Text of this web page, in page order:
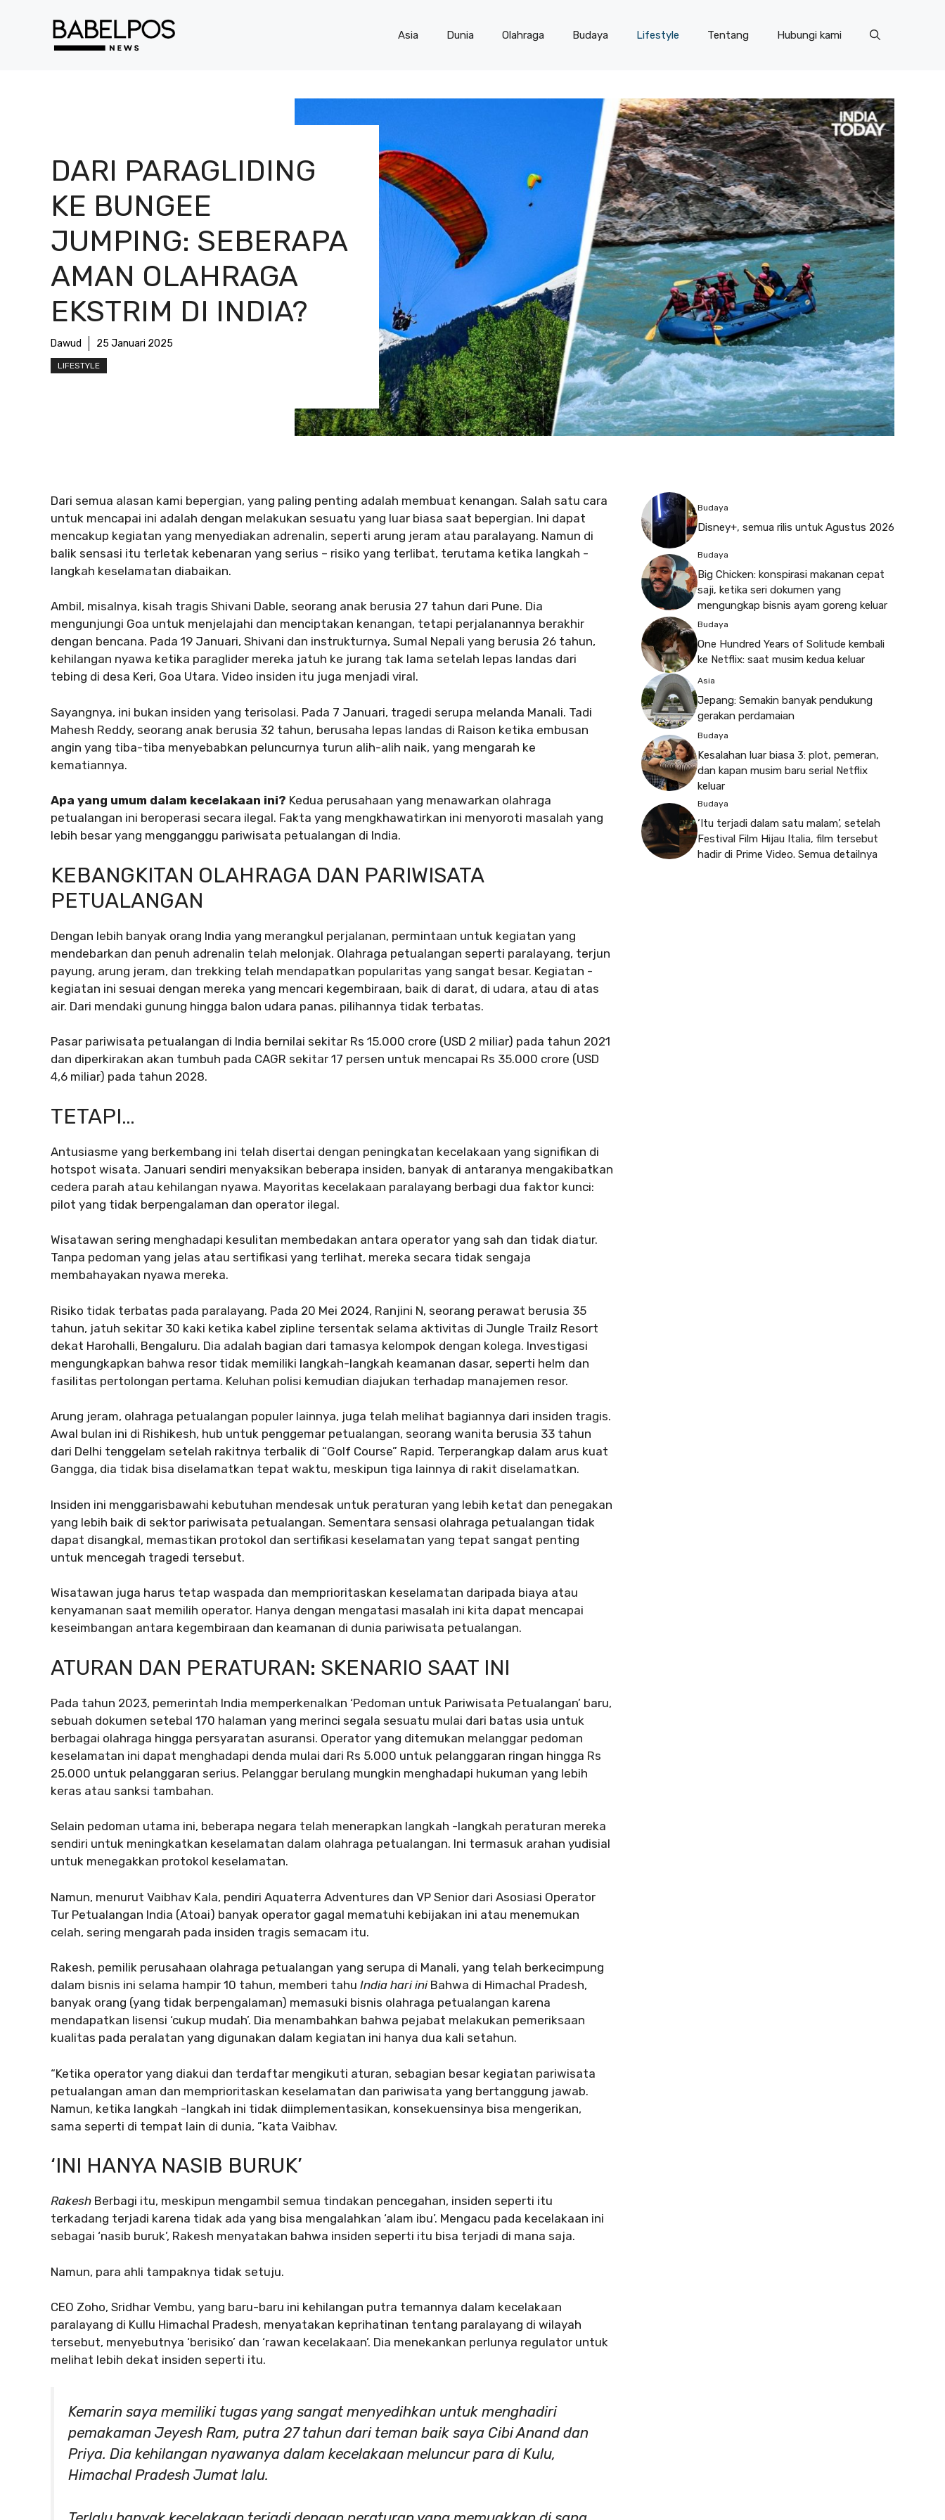
Asia Dunia Olahraga Budaya Lifestyle Tentang Hubungi kami
DARI PARAGLIDING
KE BUNGEE
JUMPING: SEBERAPA
AMAN OLAHRAGA
EKSTRIM DI INDIA?
Dawud 25 Januari 2025
LIFESTYLE
Dari semua alasan kami bepergian, yang paling penting adalah membuat kenangan. Salah satu cara
untuk mencapai ini adalah dengan melakukan sesuatu yang luar biasa saat bepergian. Ini dapat
mencakup kegiatan yang menyediakan adrenalin, seperti arung jeram atau paralayang. Namun di
balik sensasi itu terletak kebenaran yang serius – risiko yang terlibat, terutama ketika langkah -
langkah keselamatan diabaikan.
Ambil, misalnya, kisah tragis Shivani Dable, seorang anak berusia 27 tahun dari Pune. Dia
mengunjungi Goa untuk menjelajahi dan menciptakan kenangan, tetapi perjalanannya berakhir
dengan bencana. Pada 19 Januari, Shivani dan instrukturnya, Sumal Nepali yang berusia 26 tahun,
kehilangan nyawa ketika paraglider mereka jatuh ke jurang tak lama setelah lepas landas dari
tebing di desa Keri, Goa Utara. Video insiden itu juga menjadi viral.
Sayangnya, ini bukan insiden yang terisolasi. Pada 7 Januari, tragedi serupa melanda Manali. Tadi
Mahesh Reddy, seorang anak berusia 32 tahun, berusaha lepas landas di Raison ketika embusan
angin yang tiba-tiba menyebabkan peluncurnya turun alih-alih naik, yang mengarah ke
kematiannya.
Apa yang umum dalam kecelakaan ini? Kedua perusahaan yang menawarkan olahraga
petualangan ini beroperasi secara ilegal. Fakta yang mengkhawatirkan ini menyoroti masalah yang
lebih besar yang mengganggu pariwisata petualangan di India.
KEBANGKITAN OLAHRAGA DAN PARIWISATA
PETUALANGAN
Dengan lebih banyak orang India yang merangkul perjalanan, permintaan untuk kegiatan yang
mendebarkan dan penuh adrenalin telah melonjak. Olahraga petualangan seperti paralayang, terjun
payung, arung jeram, dan trekking telah mendapatkan popularitas yang sangat besar. Kegiatan -
kegiatan ini sesuai dengan mereka yang mencari kegembiraan, baik di darat, di udara, atau di atas
air. Dari mendaki gunung hingga balon udara panas, pilihannya tidak terbatas.
Pasar pariwisata petualangan di India bernilai sekitar Rs 15.000 crore (USD 2 miliar) pada tahun 2021
dan diperkirakan akan tumbuh pada CAGR sekitar 17 persen untuk mencapai Rs 35.000 crore (USD
4,6 miliar) pada tahun 2028.
TETAPI…
Antusiasme yang berkembang ini telah disertai dengan peningkatan kecelakaan yang signifikan di
hotspot wisata. Januari sendiri menyaksikan beberapa insiden, banyak di antaranya mengakibatkan
cedera parah atau kehilangan nyawa. Mayoritas kecelakaan paralayang berbagi dua faktor kunci:
pilot yang tidak berpengalaman dan operator ilegal.
Wisatawan sering menghadapi kesulitan membedakan antara operator yang sah dan tidak diatur.
Tanpa pedoman yang jelas atau sertifikasi yang terlihat, mereka secara tidak sengaja
membahayakan nyawa mereka.
Risiko tidak terbatas pada paralayang. Pada 20 Mei 2024, Ranjini N, seorang perawat berusia 35
tahun, jatuh sekitar 30 kaki ketika kabel zipline tersentak selama aktivitas di Jungle Trailz Resort
dekat Harohalli, Bengaluru. Dia adalah bagian dari tamasya kelompok dengan kolega. Investigasi
mengungkapkan bahwa resor tidak memiliki langkah-langkah keamanan dasar, seperti helm dan
fasilitas pertolongan pertama. Keluhan polisi kemudian diajukan terhadap manajemen resor.
Arung jeram, olahraga petualangan populer lainnya, juga telah melihat bagiannya dari insiden tragis.
Awal bulan ini di Rishikesh, hub untuk penggemar petualangan, seorang wanita berusia 33 tahun
dari Delhi tenggelam setelah rakitnya terbalik di “Golf Course” Rapid. Terperangkap dalam arus kuat
Gangga, dia tidak bisa diselamatkan tepat waktu, meskipun tiga lainnya di rakit diselamatkan.
Insiden ini menggarisbawahi kebutuhan mendesak untuk peraturan yang lebih ketat dan penegakan
yang lebih baik di sektor pariwisata petualangan. Sementara sensasi olahraga petualangan tidak
dapat disangkal, memastikan protokol dan sertifikasi keselamatan yang tepat sangat penting
untuk mencegah tragedi tersebut.
Wisatawan juga harus tetap waspada dan memprioritaskan keselamatan daripada biaya atau
kenyamanan saat memilih operator. Hanya dengan mengatasi masalah ini kita dapat mencapai
keseimbangan antara kegembiraan dan keamanan di dunia pariwisata petualangan.
ATURAN DAN PERATURAN: SKENARIO SAAT INI
Pada tahun 2023, pemerintah India memperkenalkan ‘Pedoman untuk Pariwisata Petualangan’ baru,
sebuah dokumen setebal 170 halaman yang merinci segala sesuatu mulai dari batas usia untuk
berbagai olahraga hingga persyaratan asuransi. Operator yang ditemukan melanggar pedoman
keselamatan ini dapat menghadapi denda mulai dari Rs 5.000 untuk pelanggaran ringan hingga Rs
25.000 untuk pelanggaran serius. Pelanggar berulang mungkin menghadapi hukuman yang lebih
keras atau sanksi tambahan.
Selain pedoman utama ini, beberapa negara telah menerapkan langkah -langkah peraturan mereka
sendiri untuk meningkatkan keselamatan dalam olahraga petualangan. Ini termasuk arahan yudisial
untuk menegakkan protokol keselamatan.
Namun, menurut Vaibhav Kala, pendiri Aquaterra Adventures dan VP Senior dari Asosiasi Operator
Tur Petualangan India (Atoai) banyak operator gagal mematuhi kebijakan ini atau menemukan
celah, sering mengarah pada insiden tragis semacam itu.
Rakesh, pemilik perusahaan olahraga petualangan yang serupa di Manali, yang telah berkecimpung
dalam bisnis ini selama hampir 10 tahun, memberi tahu India hari iniBahwa di Himachal Pradesh,
banyak orang (yang tidak berpengalaman) memasuki bisnis olahraga petualangan karena
mendapatkan lisensi ‘cukup mudah’. Dia menambahkan bahwa pejabat melakukan pemeriksaan
kualitas pada peralatan yang digunakan dalam kegiatan ini hanya dua kali setahun.
“Ketika operator yang diakui dan terdaftar mengikuti aturan, sebagian besar kegiatan pariwisata
petualangan aman dan memprioritaskan keselamatan dan pariwisata yang bertanggung jawab.
Namun, ketika langkah -langkah ini tidak diimplementasikan, konsekuensinya bisa mengerikan,
sama seperti di tempat lain di dunia, ”kata Vaibhav.
‘INI HANYA NASIB BURUK’
Rakesh Berbagi itu, meskipun mengambil semua tindakan pencegahan, insiden seperti itu
terkadang terjadi karena tidak ada yang bisa mengalahkan ‘alam ibu’. Mengacu pada kecelakaan ini
sebagai ‘nasib buruk’, Rakesh menyatakan bahwa insiden seperti itu bisa terjadi di mana saja.
Namun, para ahli tampaknya tidak setuju.
CEO Zoho, Sridhar Vembu, yang baru-baru ini kehilangan putra temannya dalam kecelakaan
paralayang di Kullu Himachal Pradesh, menyatakan keprihatinan tentang paralayang di wilayah
tersebut, menyebutnya ‘berisiko’ dan ‘rawan kecelakaan’. Dia menekankan perlunya regulator untuk
melihat lebih dekat insiden seperti itu.
Kemarin saya memiliki tugas yang sangat menyedihkan untuk menghadiri
pemakaman Jeyesh Ram, putra 27 tahun dari teman baik saya Cibi Anand dan
Priya. Dia kehilangan nyawanya dalam kecelakaan meluncur para di Kulu,
Himachal Pradesh Jumat lalu.
Budaya
Disney+, semua rilis untuk Agustus 2026
Budaya
Big Chicken: konspirasi makanan cepat
saji, ketika seri dokumen yang
mengungkap bisnis ayam goreng keluar
Budaya
One Hundred Years of Solitude kembali
ke Netflix: saat musim kedua keluar
Asia
Jepang: Semakin banyak pendukung
gerakan perdamaian
Budaya
Kesalahan luar biasa 3: plot, pemeran,
dan kapan musim baru serial Netflix
keluar
Budaya
‘Itu terjadi dalam satu malam’, setelah
Festival Film Hijau Italia, film tersebut
hadir di Prime Video. Semua detailnya